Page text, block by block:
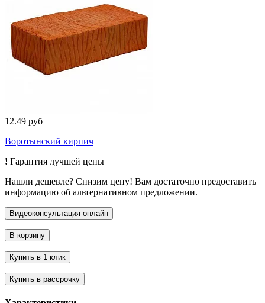
12.49 руб
Воротынский кирпич
! Гарантия лучшей цены
Нашли дешевле? Снизим цену! Вам достаточно предоставить
информацию об альтернативном предложении.